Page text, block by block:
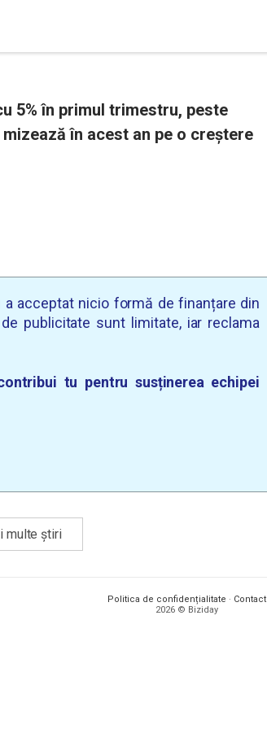
5% în primul trimestru, peste
în acest an pe o creştere
acceptat nicio formă de finanțare din
publicitate sunt limitate, iar reclama
tu pentru susținerea echipei
multe știri
Politica de confidențialitate · Contact
2026 © Biziday